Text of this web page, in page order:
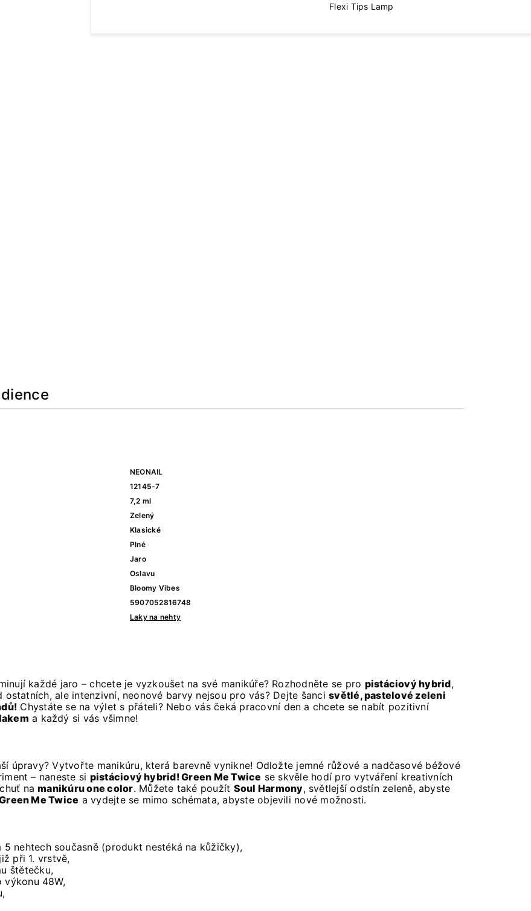
Flexi Tips Lamp
NEONAIL
12145-7
7,2 ml
Zelený
Klasické
Plné
Jaro
Oslavu
Bloomy Vibes
5907052816748
Laky na nehty
každé jaro – chcete je vyzkoušet na své manikúře? Rozhodněte se pro pistáciový hybrid,
ale intenzivní, neonové barvy nejsou pro vás? Dejte šancisvětlé, pastelové zeleni
Chystáte se na výlet s přáteli? Nebo vás čeká pracovní den a chcete se nabít pozitivní
a každý si vás všimne!
úpravy? Vytvořte manikúru, která barevně vynikne! Odložte jemné růžové a nadčasové béžové
– naneste si pistáciový hybrid! Green Me Twice se skvěle hodí pro vytváření kreativních
namanikúru one color. Můžete také použít Soul Harmony, světlejší odstín zeleně, abyste
Me Twice a vydejte se mimo schémata, abyste objevili nové možnosti.
nehtech současně (produkt nestéká na kůžičky),
při 1. vrstvě,
štětečku,
48W,